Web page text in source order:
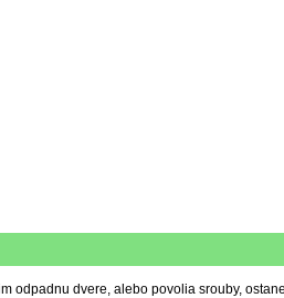
odpadnu dvere, alebo povolia srouby,